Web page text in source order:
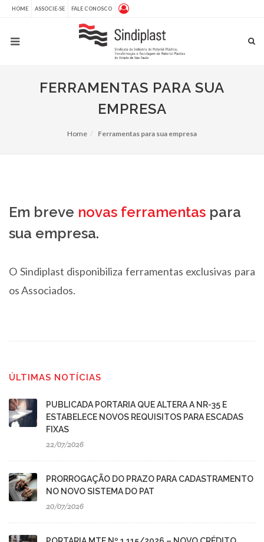
HOME ASSOCIE-SE FALE CONOSCO
FERRAMENTAS PARA SUA
EMPRESA
Home Ferramentas para sua empresa
Em breve novas ferramentas para
sua empresa.
O Sindiplast disponibiliza ferramentas exclusivas para
os Associados.
ÚLTIMAS NOTÍCIAS
PUBLICADA PORTARIA QUE ALTERA A NR-35 E
ESTABELECE NOVOS REQUISITOS PARA ESCADAS
FIXAS
22/07/2026
PRORROGAÇÃO DO PRAZO PARA CADASTRAMENTO
NO NOVO SISTEMA DO PAT
20/07/2026